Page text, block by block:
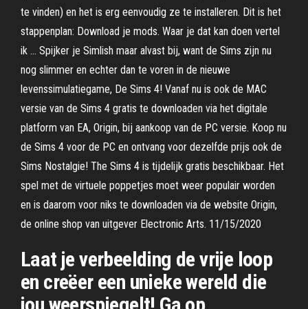
te vinden) en het is erg eenvoudig ze te installeren. Dit is het
stappenplan: Download je mods. Waar je dat kan doen vertel
ik … Spijker je Simlish maar alvast bij, want de Sims zijn nu
nog slimmer en echter dan te voren in de nieuwe
levenssimulatiegame, De Sims 4! Vanaf nu is ook de MAC
versie van de Sims 4 gratis te downloaden via het digitale
platform van EA, Origin, bij aankoop van de PC versie. Koop nu
de Sims 4 voor de PC en ontvang voor dezelfde prijs ook de
Sims Nostalgie! The Sims 4 is tijdelijk gratis beschikbaar. Het
spel met de virtuele poppetjes moet weer populair worden
en is daarom voor niks te downloaden via de website O rigin ,
de online shop van uitgever Electronic Arts. 11/15/2020
Laat je verbeelding de vrije loop
en creëer een unieke wereld die